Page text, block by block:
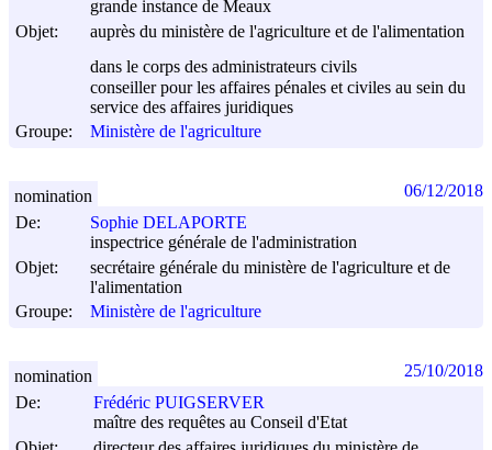
grande instance de Meaux
Objet:
auprès du ministère de l'agriculture et de l'alimentation
dans le corps des administrateurs civils
conseiller pour les affaires pénales et civiles au sein du
service des affaires juridiques
Groupe:
Ministère de l'agriculture
De:
Sophie DELAPORTE
inspectrice générale de l'administration
Objet:
secrétaire générale du ministère de l'agriculture et de
l'alimentation
Groupe:
Ministère de l'agriculture
nomination 06/12/2018
De:
Frédéric PUIGSERVER
maître des requêtes au Conseil d'Etat
nomination 25/10/2018